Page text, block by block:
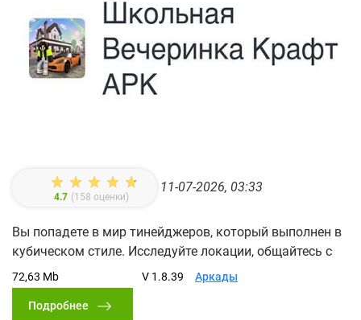
4.7 (158 оценки)
11-07-2026, 03:33
Вы попадете в мир тинейджеров, который выполнен в
кубическом стиле. Исследуйте локации, общайтесь с
72,63 Mb V 1.8.39 Аркады
Подробнее